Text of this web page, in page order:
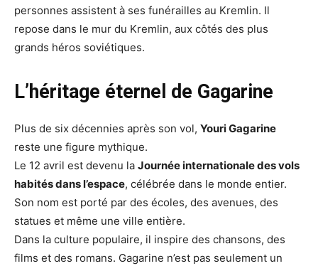
personnes assistent à ses funérailles au Kremlin. Il
repose dans le mur du Kremlin, aux côtés des plus
grands héros soviétiques.
L’héritage éternel de Gagarine
Plus de six décennies après son vol, Youri Gagarine
reste une figure mythique.
Le 12 avril est devenu la Journée internationale des vols
habités dans l’espace, célébrée dans le monde entier.
Son nom est porté par des écoles, des avenues, des
statues et même une ville entière.
Dans la culture populaire, il inspire des chansons, des
films et des romans. Gagarine n’est pas seulement un